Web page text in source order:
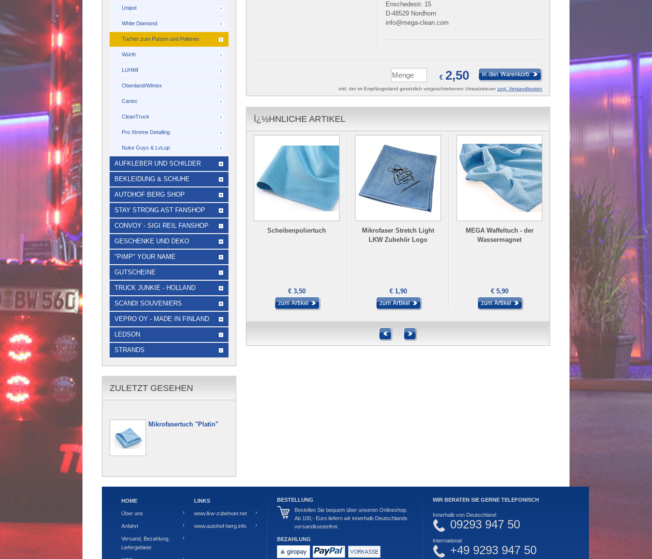
Enschedestr. 15
D-48529 Nordhorn
info@mega-clean.com
€ 2,50
inkl. der im Empfängerland gesetzlich vorgeschriebenen Umsatzsteuer zzgl. Versandkosten
Ï¿½HNLICHE ARTIKEL
Scheibenpoliertuch
€ 3,50
Mikrofaser Stretch Light
LKW Zubehör Logo
€ 1,90
MEGA Waffeltuch - der
Wassermagnet
€ 5,90
MEGA Softtuch - besonders
toll für Spiegelflächen und
Displays
€ 2,90
Unipol
White Diamond
Tücher zum Putzen und Polieren
Würth
LUHMI
Obenland/Wimex
Cartec
CleanTruck
Pro Xtreme Detailing
Nuke Guys & LvLup
AUFKLEBER UND SCHILDER
BEKLEIDUNG & SCHUHE
AUTOHOF BERG SHOP
STAY STRONG AST FANSHOP
CONVOY - SIGI REIL FANSHOP
GESCHENKE UND DEKO
"PIMP" YOUR NAME
GUTSCHEINE
TRUCK JUNKIE - HOLLAND
SCANDI SOUVENIERS
VEPRO OY - MADE IN FINLAND
LEDSON
STRANDS
ZULETZT GESEHEN
Mikrofasertuch "Platin"
HOME
Über uns
Anfahrt
Versand, Bezahlung,
Liefergebiete
LINKS
www.lkw-zubehoer.net
www.autohof-berg.info
BESTELLUNG
Bestellen Sie bequem über unseren Onlineshop.
Ab 100,- Euro liefern wir innerhalb Deutschlands
versandkostenfrei.
BEZAHLUNG
WIR BERATEN SIE GERNE TELEFONISCH
Innerhalb von Deutschland:
09293 947 50
International:
+49 9293 947 50